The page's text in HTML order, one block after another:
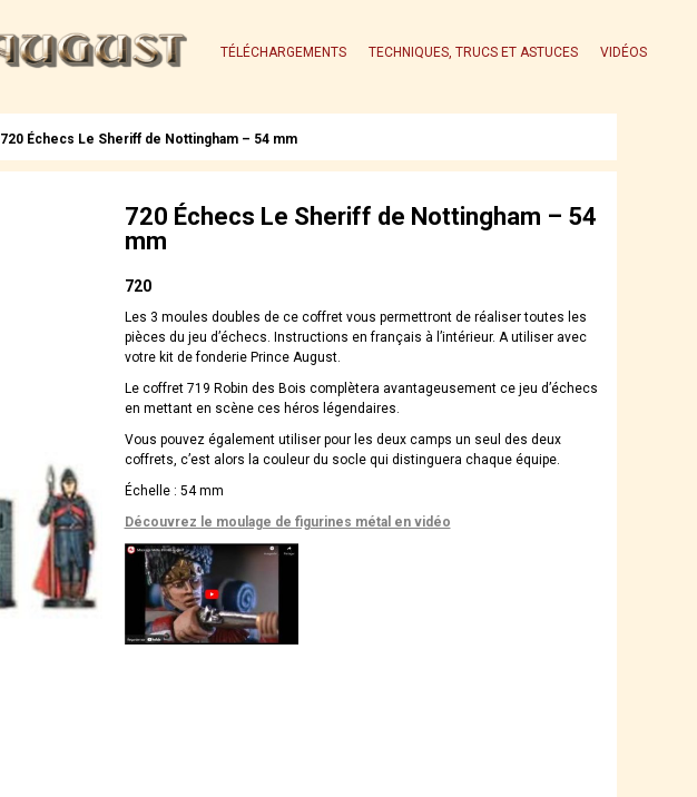
TÉLÉCHARGEMENTS TECHNIQUES, TRUCS ET ASTUCES VIDÉOS
720 Échecs Le Sheriff de Nottingham – 54 mm
720 Échecs Le Sheriff de Nottingham – 54
mm
720
Les 3 moules doubles de ce coffret vous permettront de réaliser toutes les
pièces du jeu d’échecs. Instructions en français à l’intérieur. A utiliser avec
votre kit de fonderie Prince August.
Le coffret 719 Robin des Bois complètera avantageusement ce jeu d’échecs
en mettant en scène ces héros légendaires.
Vous pouvez également utiliser pour les deux camps un seul des deux
coffrets, c’est alors la couleur du socle qui distinguera chaque équipe.
Échelle : 54 mm
Découvrez le moulage de figurines métal en vidéo